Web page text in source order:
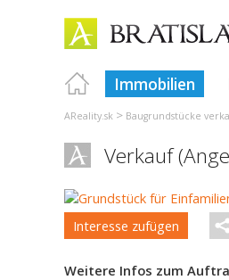
Immobilien
AReality.sk > Baugrundstücke
Verkauf
Interesse zufügen
Weitere Infos zum